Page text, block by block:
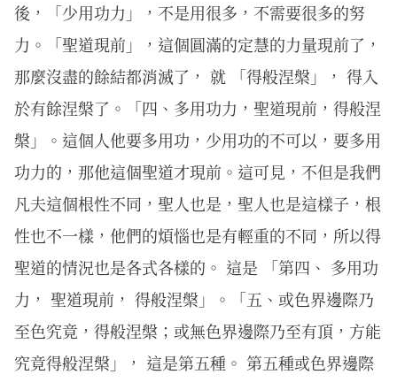
後，「少用功力」，不是用很多，不需要很多的努
力。「聖道現前」，這個圓滿的定慧的力量現前了，
那麼沒盡的餘結都消滅了， 就 「得般涅槃」， 得入
於有餘涅槃了。「四、多用功力，聖道現前，得般涅
槃」。這個人他要多用功，少用功的不可以，要多用
功力的，那他這個聖道才現前。這可見，不但是我們
凡夫這個根性不同，聖人也是，聖人也是這樣子，根
性也不一樣，他們的煩惱也是有輕重的不同，所以得
聖道的情況也是各式各樣的。 這是 「第四、 多用功
力， 聖道現前， 得般涅槃」。「五、或色界邊際乃
至色究竟，得般涅槃；或無色界邊際乃至有頂，方能
究竟得般涅槃」， 這是第五種。 第五種或色界邊際